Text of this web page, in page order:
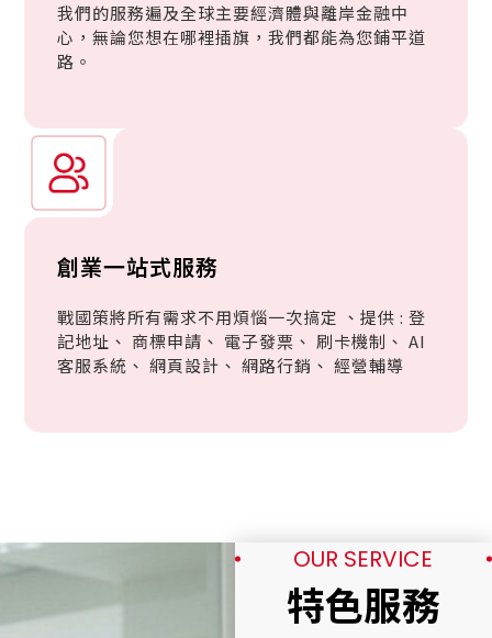
我們的服務遍及全球主要經濟體與離岸金融中
心，無論您想在哪裡插旗，我們都能為您鋪平道
路。
創業一站式服務
戰國策將所有需求不用煩惱一次搞定 、提供 : 登
記地址、 商標申請、 電子發票、 刷卡機制、 AI
客服系統、 網頁設計、 網路行銷、 經營輔導
OUR SERVICE
特色服務